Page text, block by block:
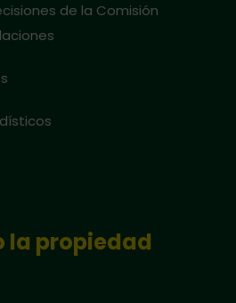
de la Comisión
la propiedad